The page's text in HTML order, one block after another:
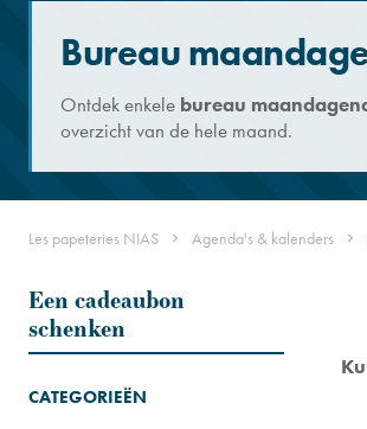
Bureau
Ontdek enkele bureau
overzicht van de hele maand.
Les papeteries NIAS Agenda's & kalenders
Een cadeaubon
schenken
CATEGORIEËN